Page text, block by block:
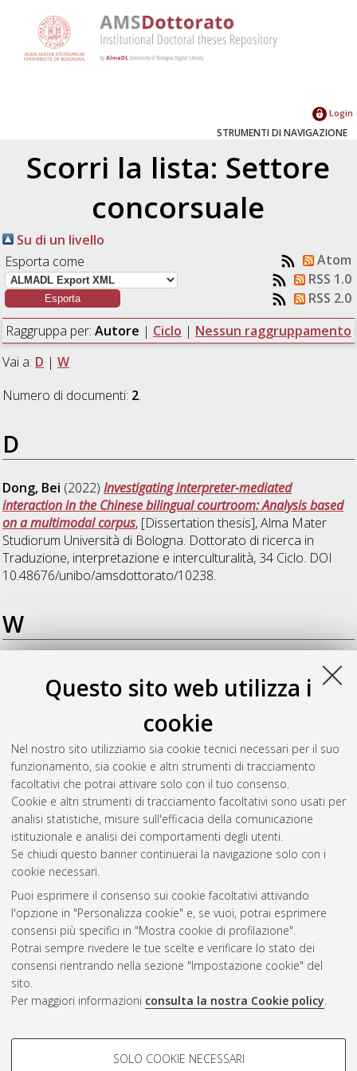
Questo sito web utilizza i
cookie
Nel nostro sito utilizziamo sia cookie tecnici necessari per il suo
funzionamento, sia cookie e altri strumenti di tracciamento
facoltativi che potrai attivare solo con il tuo consenso.
Cookie e altri strumenti di tracciamento facoltativi sono usati per
analisi statistiche, misure sull'efficacia della comunicazione
istituzionale e analisi dei comportamenti degli utenti.
Se chiudi questo banner continuerai la navigazione solo con i
cookie necessari.
Puoi esprimere il consenso sui cookie facoltativi attivando
l'opzione in "Personalizza cookie" e, se vuoi, potrai esprimere
consensi più specifici in "Mostra cookie di profilazione".
Potrai sempre rivedere le tue scelte e verificare lo stato dei
consensi rientrando nella sezione "Impostazione cookie" del
sito.
Per maggiori informazioni consulta la nostra Cookie policy.
COOKIE DI PROFILAZIONE -
SOLO COOKIE NECESSARI
Login
STRUMENTI DI NAVIGAZIONE
Scorri la lista: Settore
concorsuale
Su di un livello
Esporta come
Atom
RSS 1.0
RSS 2.0
Raggruppa per: Autore | Ciclo | Nessun raggruppamento
Vai a: D |W
Numero di documenti: 2.
D
Dong, Bei (2022)Investigating interpreter-mediated
interaction in the Chinese bilingual courtroom: Analysis based
on a multimodal corpus, [Dissertation thesis], Alma Mater
Studiorum Università di Bologna. Dottorato di ricerca in
Traduzione, interpretazione e interculturalità, 34 Ciclo. DOI
10.48676/unibo/amsdottorato/10238.
W
nell'interpretazione di conferenza: il caso dell'interpretazione
consecutiva tra l'italiano e il cinese in conferenze con minor
, [Dissertation thesis], Alma Mater
Studiorum Università di Bologna. Dottorato di ricerca in
Traduzione, interpretazione e interculturalità, 34 Ciclo. DOI
10.48676/unibo/amsdottorato/10231.
Questa lista e' stata generata ilSat Aug 8 20:39:39 2026
Atom
Rss 1.0
Rss 2.0
ISSN: 2038-7946
Impostazioni Cookie
Informativa sulla privacy